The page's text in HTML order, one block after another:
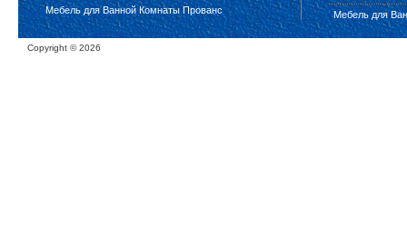
Мебель для Ванной Комнаты Прованс
Мебель для
Copyright ©2026